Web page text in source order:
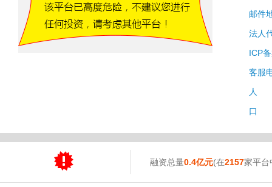
邮件
法人
ICP
客服
人
口
融资总量0.4亿元(在2157家平台